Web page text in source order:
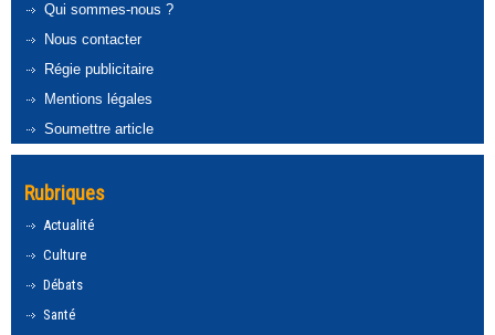
Qui sommes-nous ?
Nous contacter
Régie publicitaire
Mentions légales
Soumettre article
Rubriques
Actualité
Culture
Débats
Santé